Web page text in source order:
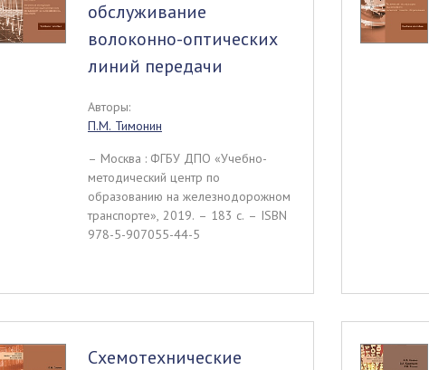
обслуживание
волоконно-оптических
линий передачи
Авторы:
П.М. Тимонин
– Москва : ФГБУ ДПО «Учебно-
методический центр по
образованию на железнодорожном
транспорте», 2019. – 183 c. – ISBN
978-5-907055-44-5
Схемотехнические